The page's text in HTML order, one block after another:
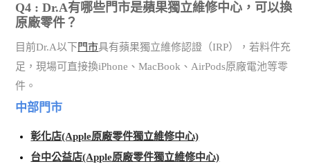
Q4 : Dr.A有哪些門市是蘋果獨立維修中心，可以換
原廠零件？
目前Dr.A以下 門市具有蘋果獨立維修認證（IRP），若料件充
足，現場可直接換iPhone、MacBook、AirPods原廠電池等零
件。
中部門市
彰化店(Apple原廠零件獨立維修中心)
台中公益店(Apple原廠零件獨立維修中心)